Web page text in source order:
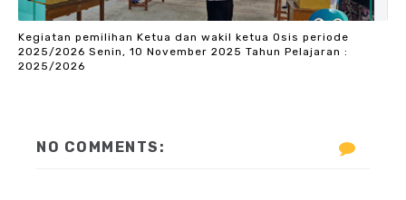
Kegiatan pemilihan Ketua dan wakil ketua Osis periode
2025/2026 Senin, 10 November 2025 Tahun Pelajaran :
2025/2026
NO COMMENTS: